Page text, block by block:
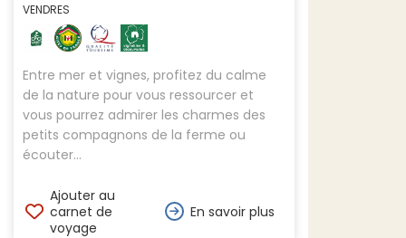
VENDRES
Entre mer et vignes, profitez du calme
de la nature pour vous ressourcer et
vous pourrez admirer les charmes des
petits compagnons de la ferme ou
écouter...
Ajouter au
carnet de
voyage
En savoir plus